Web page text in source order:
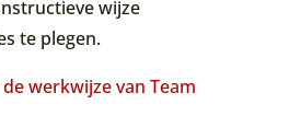
wijze
te plegen.
werkwijze van Team